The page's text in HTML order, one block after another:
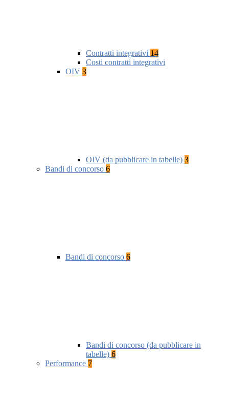
Contratti integrativi 14
Costi contratti integrativi
OIV 3
OIV (da pubblicare in tabelle) 3
Bandi di concorso 6
Bandi di concorso 6
Bandi di concorso (da pubblicare in
tabelle) 6
Performance 7